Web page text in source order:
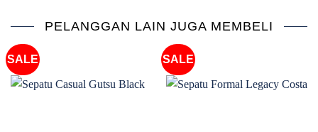
PELANGGAN LAIN JUGA MEMBELI
SALE SALE